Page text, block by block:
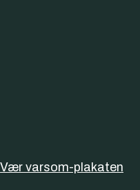
Vær varsom-plakaten